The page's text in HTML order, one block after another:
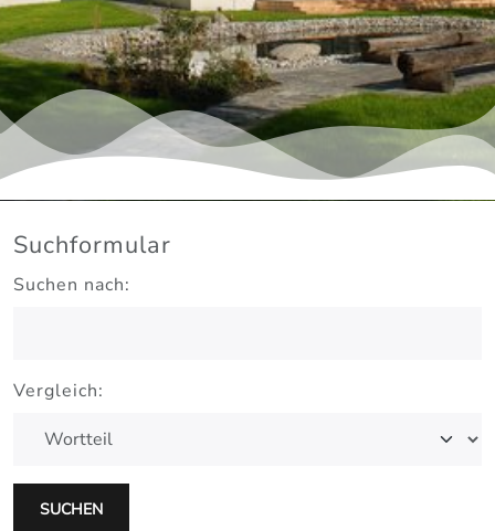
Suchformular
Suchen nach:
Vergleich: